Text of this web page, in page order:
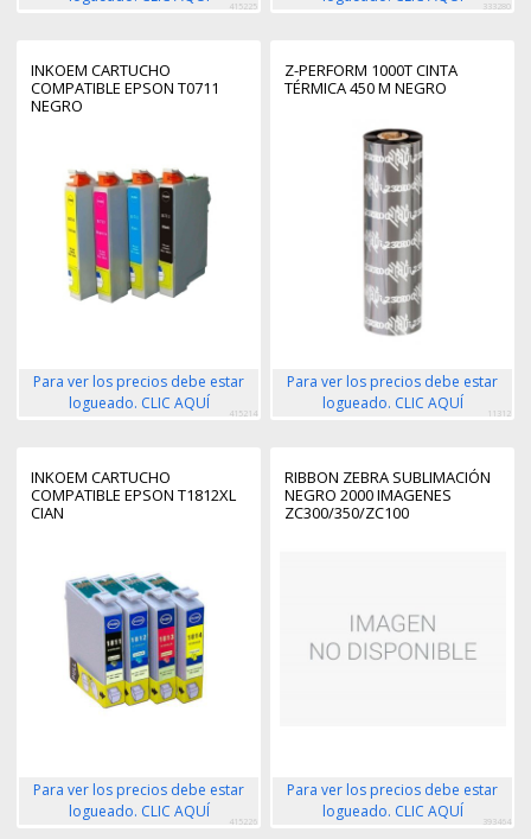
415225 333280
INKOEM CARTUCHO
COMPATIBLE EPSON T0711
NEGRO
Para ver los precios debe estar
logueado. CLIC AQUÍ
415214
Z-PERFORM 1000T CINTA
TÉRMICA 450 M NEGRO
Para ver los precios debe estar
logueado. CLIC AQUÍ
11312
INKOEM CARTUCHO
COMPATIBLE EPSON T1812XL
CIAN
Para ver los precios debe estar
logueado. CLIC AQUÍ
415226
RIBBON ZEBRA SUBLIMACIÓN
NEGRO 2000 IMAGENES
ZC300/350/ZC100
Para ver los precios debe estar
logueado. CLIC AQUÍ
393464